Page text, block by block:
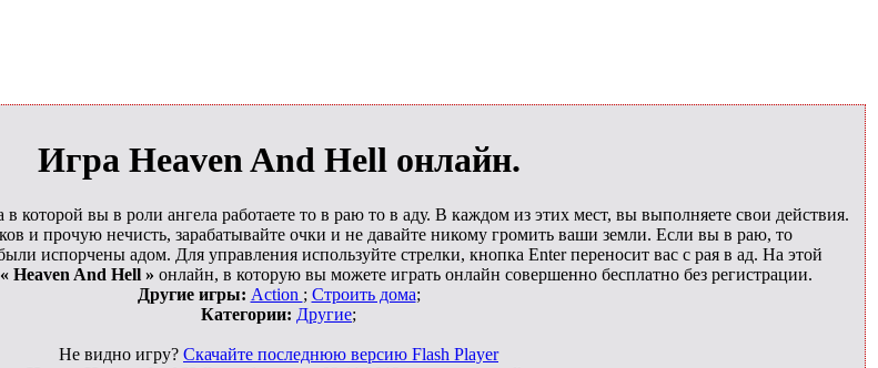
Игра Heaven And Hell онлайн.
которой вы в роли ангела работаете то в раю то в аду. В каждом из этих мест, вы выполняете свои действия.
и прочую нечисть, зарабатывайте очки и не давайте никому громить ваши земли. Если вы в раю, то
испорчены адом. Для управления используйте стрелки, кнопка Enter переносит вас с рая в ад. На этой
Heaven And Hell » онлайн, в которую вы можете играть онлайн совершенно бесплатно без регистрации.
Другие игры: Action ; Строить дома;
Категории: Другие;
Не видно игру? Скачайте последнюю версию Flash Player